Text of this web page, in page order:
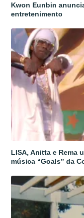
Kwon Eunbin
entretenimento
LISA, Anitta e Rema
música “Goals” da